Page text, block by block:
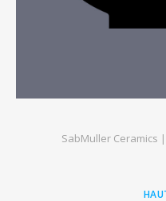
SabMuller Ceramics |